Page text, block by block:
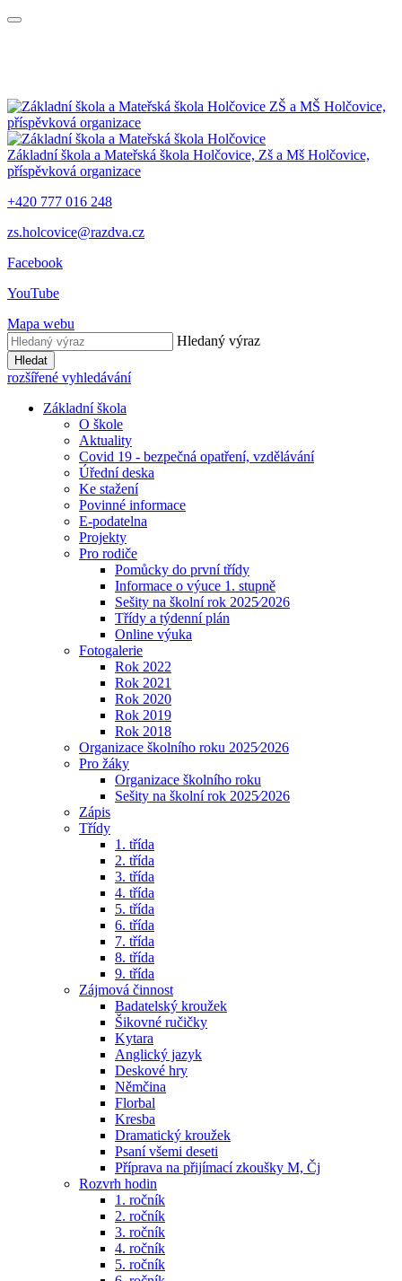
ZŠ a MŠ Holčovice,
příspěvková organizace
Základní škola a Mateřská škola Holčovice, Zš a Mš Holčovice,
příspěvková organizace
+420 777 016 248
zs.holcovice@razdva.cz
Facebook
YouTube
Mapa webu
Hledaný výraz
Hledat
rozšířené vyhledávání
Základní škola
O škole
Aktuality
Covid 19 - bezpečná opatření, vzdělávání
Úřední deska
Ke stažení
Povinné informace
E-podatelna
Projekty
Pro rodiče
Pomůcky do první třídy
Informace o výuce 1. stupně
Sešity na školní rok 2025⁄2026
Třídy a týdenní plán
Online výuka
Fotogalerie
Rok 2022
Rok 2021
Rok 2020
Rok 2019
Rok 2018
Organizace školního roku 2025⁄2026
Pro žáky
Organizace školního roku
Sešity na školní rok 2025⁄2026
Zápis
Třídy
1. třída
2. třída
3. třída
4. třída
5. třída
6. třída
7. třída
8. třída
9. třída
Zájmová činnost
Badatelský kroužek
Šikovné ručičky
Kytara
Anglický jazyk
Deskové hry
Němčina
Florbal
Kresba
Dramatický kroužek
Psaní všemi deseti
Příprava na přijímací zkoušky M, Čj
Rozvrh hodin
1. ročník
2. ročník
3. ročník
4. ročník
5. ročník